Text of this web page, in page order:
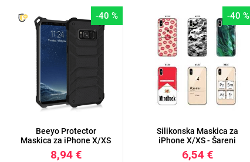
-40 %
Beeyo Protector
Maskica za iPhone X/XS
8,94 €
-40 %
Silikonska Maskica za
iPhone X/XS - Šareni
mot...
6,54 €